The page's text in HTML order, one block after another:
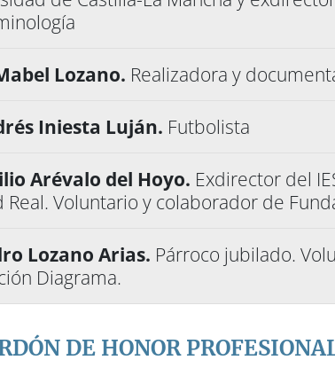
Lozano. Realizadora y
Iniesta Luján. Futbolista
Arévalo del Hoyo. Exdirector del
Real. Voluntario y colaborador de
Lozano Arias. Párroco jubilado.
Diagrama.
DE HONOR